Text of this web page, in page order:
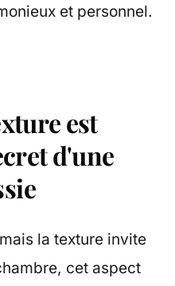
et personnel.
est
d'une
la texture invite
cet aspect